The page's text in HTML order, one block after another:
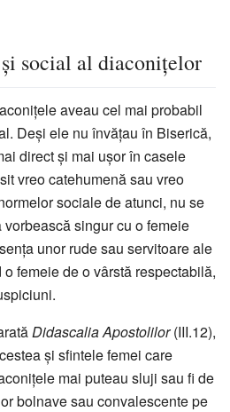
social al diaconițelor
aveau cel mai probabil
Deși ele nu învățau în Biserică,
direct și mai ușor în casele
vreo catehumenă sau vreo
sociale de atunci, nu se
singur cu o femeie
unor rude sau servitoare ale
femeie de o vârstă respectabilă,
Didascalia Apostolilor(III.12),
și sfintele femei care
mai puteau sluji sau fi de
bolnave sau convalescente pe